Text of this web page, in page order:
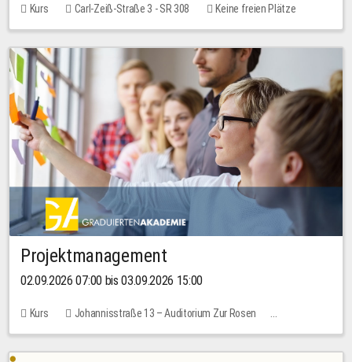
Kurs Carl-Zeiß-Straße 3 - SR 308 Keine freien Plätze
Projektmanagement
02.09.2026 07:00 bis 03.09.2026 15:00
Kurs
Johannisstraße 13 – Auditorium Zur Rosen
Keine freien Plätze
30,00 EUR